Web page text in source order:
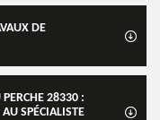
DE
28330 :
SPÉCIALISTE